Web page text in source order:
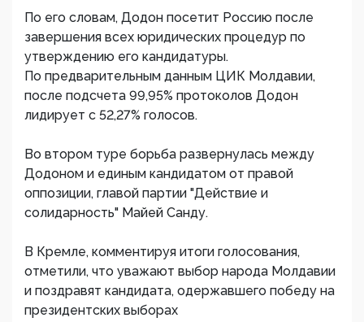
По его словам, Додон посетит Россию после
завершения всех юридических процедур по
утверждению его кандидатуры.
По предварительным данным ЦИК Молдавии,
после подсчета 99,95% протоколов Додон
лидирует с 52,27% голосов.
Во втором туре борьба развернулась между
Додоном и единым кандидатом от правой
оппозиции, главой партии "Действие и
солидарность" Майей Санду.
В Кремле, комментируя итоги голосования,
отметили, что уважают выбор народа Молдавии
и поздравят кандидата, одержавшего победу на
президентских выборах